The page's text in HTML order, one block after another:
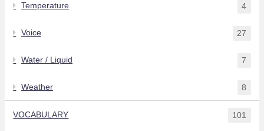
Temperature 4
Voice 27
Water / Liquid 7
Weather 8
VOCABULARY 101